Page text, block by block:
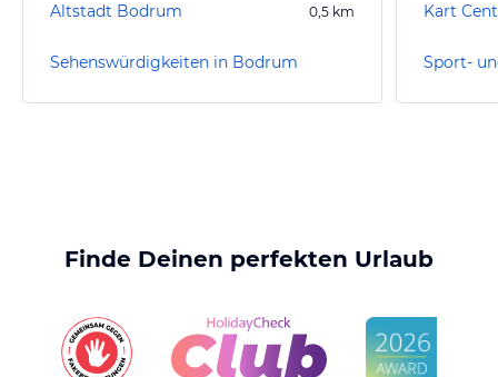
Altstadt Bodrum 0,5 km
Sehenswürdigkeiten in Bodrum
Kart
Finde Deinen perfekten Urlaub